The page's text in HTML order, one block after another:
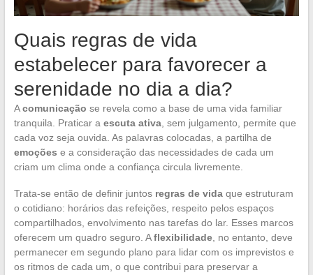
Quais regras de vida
estabelecer para favorecer a
serenidade no dia a dia?
Acomunicação se revela como a base de uma vida familiar
tranquila. Praticar a escuta ativa, sem julgamento, permite que
cada voz seja ouvida. As palavras colocadas, a partilha de
emoções e a consideração das necessidades de cada um
criam um clima onde a confiança circula livremente.
Trata-se então de definir juntos regras de vidaque estruturam
o cotidiano: horários das refeições, respeito pelos espaços
compartilhados, envolvimento nas tarefas do lar. Esses marcos
oferecem um quadro seguro. Aflexibilidade, no entanto, deve
permanecer em segundo plano para lidar com os imprevistos e
os ritmos de cada um, o que contribui para preservar a